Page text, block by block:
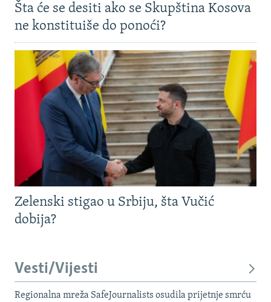
Šta će se desiti ako se Skupština Kosova
ne konstituiše do ponoći?
Zelenski stigao u Srbiju, šta Vučić
dobija?
Vesti/Vijesti
Regionalna mreža SafeJournalists osudila prijetnje smrću